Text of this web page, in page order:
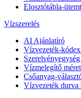
Elosztótábla-
Vízszerelés
AI Ajánlatíró
Vízvezeték-
Vízmelegítő
Csőanyag-
Vízvezeték durva